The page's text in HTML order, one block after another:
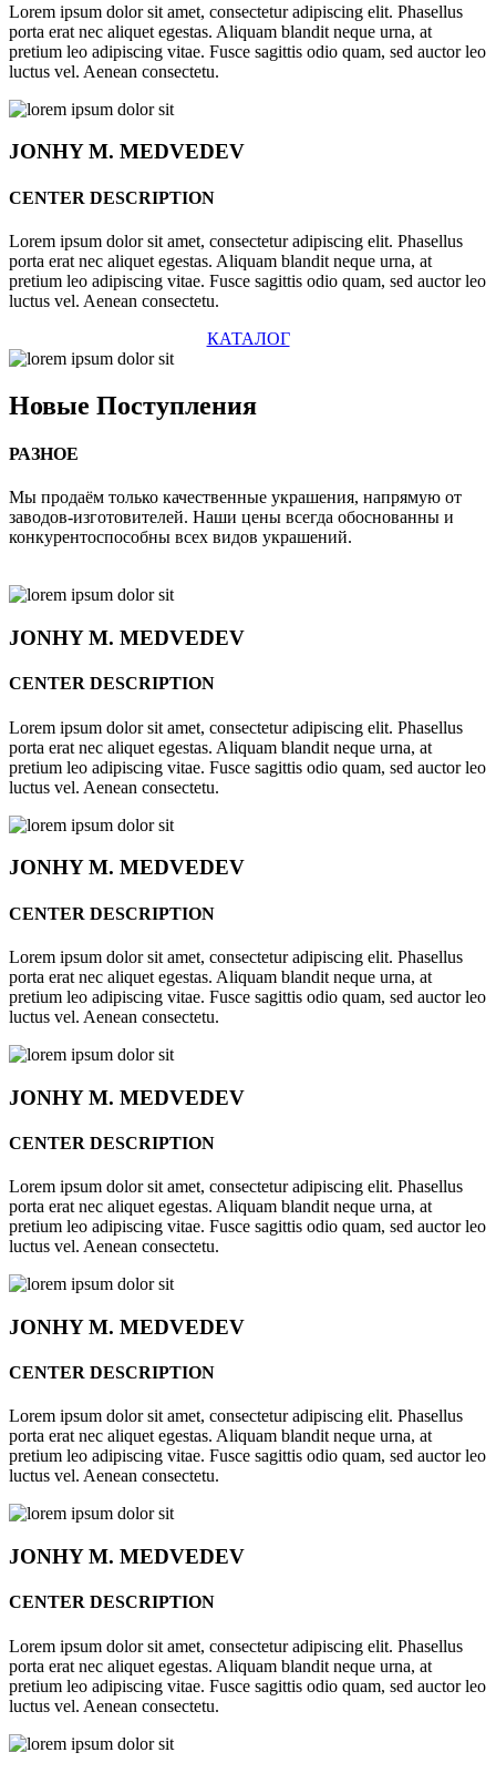
Lorem ipsum dolor sit amet, consectetur adipiscing elit. Phasellus
porta erat nec aliquet egestas. Aliquam blandit neque urna, at
pretium leo adipiscing vitae. Fusce sagittis odio quam, sed auctor leo
luctus vel. Aenean consectetu.
JONHYM. MEDVEDEV
CENTER DESCRIPTION
Lorem ipsum dolor sit amet, consectetur adipiscing elit. Phasellus
porta erat nec aliquet egestas. Aliquam blandit neque urna, at
pretium leo adipiscing vitae. Fusce sagittis odio quam, sed auctor leo
luctus vel. Aenean consectetu.
КАТАЛОГ
Новые Поступления
РАЗНОЕ
Мы продаём только качественные украшения, напрямую от
заводов-изготовителей. Наши цены всегда обоснованны и
конкурентоспособны всех видов украшений.
JONHYM. MEDVEDEV
CENTER DESCRIPTION
Lorem ipsum dolor sit amet, consectetur adipiscing elit. Phasellus
porta erat nec aliquet egestas. Aliquam blandit neque urna, at
pretium leo adipiscing vitae. Fusce sagittis odio quam, sed auctor leo
luctus vel. Aenean consectetu.
JONHYM. MEDVEDEV
CENTER DESCRIPTION
Lorem ipsum dolor sit amet, consectetur adipiscing elit. Phasellus
porta erat nec aliquet egestas. Aliquam blandit neque urna, at
pretium leo adipiscing vitae. Fusce sagittis odio quam, sed auctor leo
luctus vel. Aenean consectetu.
JONHYM. MEDVEDEV
CENTER DESCRIPTION
Lorem ipsum dolor sit amet, consectetur adipiscing elit. Phasellus
porta erat nec aliquet egestas. Aliquam blandit neque urna, at
pretium leo adipiscing vitae. Fusce sagittis odio quam, sed auctor leo
luctus vel. Aenean consectetu.
JONHYM. MEDVEDEV
CENTER DESCRIPTION
Lorem ipsum dolor sit amet, consectetur adipiscing elit. Phasellus
porta erat nec aliquet egestas. Aliquam blandit neque urna, at
pretium leo adipiscing vitae. Fusce sagittis odio quam, sed auctor leo
luctus vel. Aenean consectetu.
JONHYM. MEDVEDEV
CENTER DESCRIPTION
Lorem ipsum dolor sit amet, consectetur adipiscing elit. Phasellus
porta erat nec aliquet egestas. Aliquam blandit neque urna, at
pretium leo adipiscing vitae. Fusce sagittis odio quam, sed auctor leo
luctus vel. Aenean consectetu.